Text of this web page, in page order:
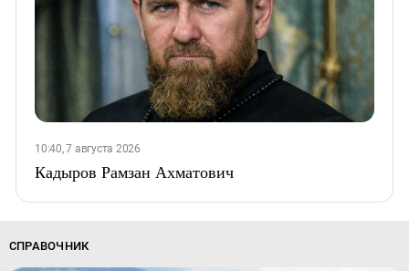
10:40, 7 августа 2026
Кадыров Рамзан Ахматович
СПРАВОЧНИК